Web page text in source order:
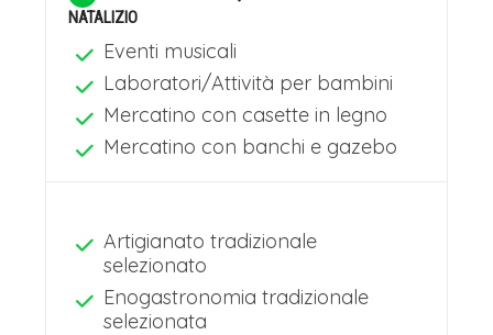
NATALIZIO
Eventi musicali
Laboratori/Attività per bambini
Mercatino con casette in legno
Mercatino con banchi e gazebo
Artigianato tradizionale
selezionato
Enogastronomia tradizionale
selezionata